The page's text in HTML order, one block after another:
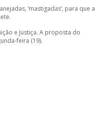
‘mastigadas’, para que a
e Justiça. A proposta do
feira (19).